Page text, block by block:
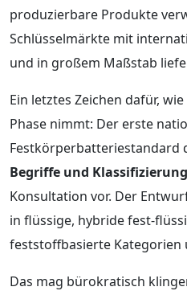
produzierbare Produkte
Schlüsselmärkte mit
und in großem Maßstab
Ein letztes Zeichen dafür,
Phase nimmt: Der erste
Festkörperbatteriestandard
Begriffe und Klassifizierung
Konsultation vor. Der
in flüssige, hybride fest-
feststoffbasierte Kategorien
Das mag bürokratisch